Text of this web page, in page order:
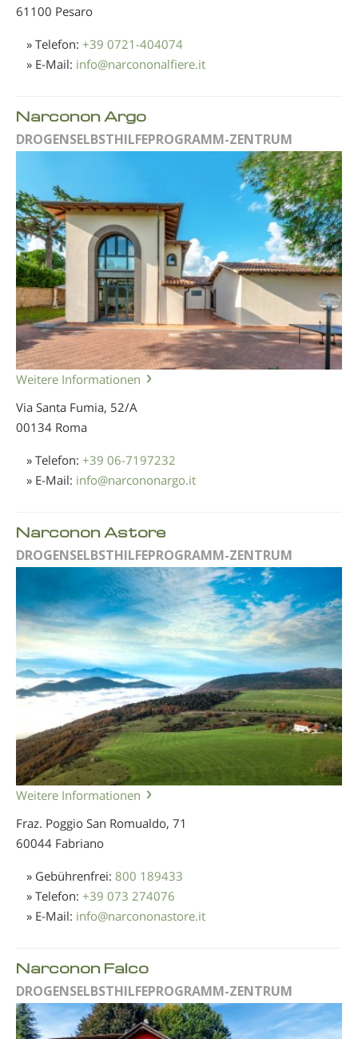
61100 Pesaro
» Telefon: +39 0721-404074
» E-Mail: info@narcononalfiere.it
Narconon Argo
DROGENSELBSTHILFEPROGRAMM-ZENTRUM
Weitere Informationen
Via Santa Fumia, 52/A
00134 Roma
» Telefon: +39 06-7197232
» E-Mail: info@narcononargo.it
Narconon Astore
DROGENSELBSTHILFEPROGRAMM-ZENTRUM
Weitere Informationen
Fraz. Poggio San Romualdo, 71
60044 Fabriano
» Gebührenfrei: 800 189433
» Telefon: +39 073 274076
» E-Mail: info@narcononastore.it
Narconon Falco
DROGENSELBSTHILFEPROGRAMM-ZENTRUM